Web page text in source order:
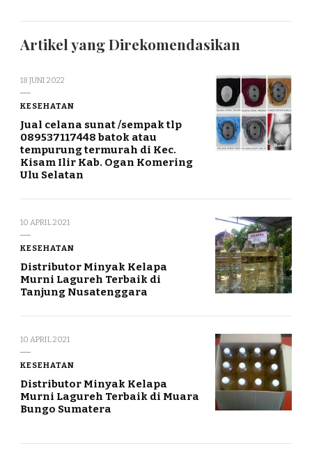
Artikel yang Direkomendasikan
18 JUNI 2022
KESEHATAN
Jual celana sunat /sempak tlp
089537117448 batok atau
tempurung termurah di Kec.
Kisam Ilir Kab. Ogan Komering
Ulu Selatan
10 APRIL 2021
KESEHATAN
Distributor Minyak Kelapa
Murni Lagureh Terbaik di
Tanjung Nusatenggara
10 APRIL 2021
KESEHATAN
Distributor Minyak Kelapa
Murni Lagureh Terbaik di Muara
Bungo Sumatera